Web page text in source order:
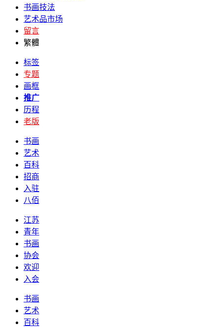
书画技法
艺术品市场
留言
繁體
标签
专题
画框
推广
历程
老版
书画
艺术
百科
招商
入驻
八佰
江苏
青年
书画
协会
欢迎
入会
书画
艺术
百科